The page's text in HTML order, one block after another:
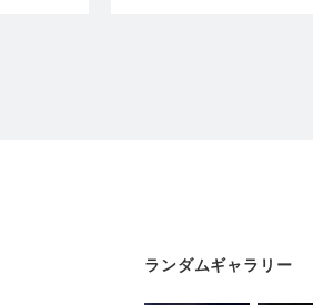
ランダムギャラリー